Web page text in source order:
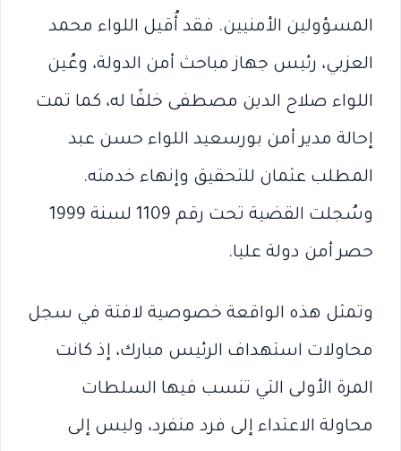
المسؤولين الأمنيين. فقد أُقيل اللواء محمد
العزبي، رئيس جهاز مباحث أمن الدولة، وعُين
اللواء صلاح الدين مصطفى خلفًا له، كما تمت
إحالة مدير أمن بورسعيد اللواء حسن عبد
المطلب عثمان للتحقيق وإنهاء خدمته.
وسُجلت القضية تحت رقم 1109 لسنة 1999
حصر أمن دولة عليا.
وتمثل هذه الواقعة خصوصية لافتة في سجل
محاولات استهداف الرئيس مبارك، إذ كانت
المرة الأولى التي تنسب فيها السلطات
محاولة الاعتداء إلى فرد منفرد، وليس إلى